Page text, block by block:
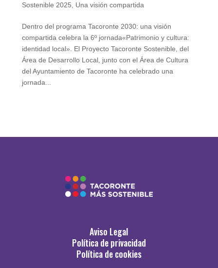
Sostenible 2025
Una visión compartida
Dentro del programa Tacoronte 2030: una visión
compartida celebra la 6º jornada«Patrimonio y cultura:
identidad local». El Proyecto Tacoronte Sostenible, del
Área de Desarrollo Local, junto con el Área de Cultura
del Ayuntamiento de Tacoronte ha celebrado una
jornada...
Aviso Legal
Política de privacidad
Política de cookies